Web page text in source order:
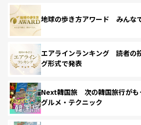
地球の歩き方アワード みんな
エアラインランキング 読者の
グ形式で発表
Next韓国旅 次の韓国旅行がも
グルメ・テクニック